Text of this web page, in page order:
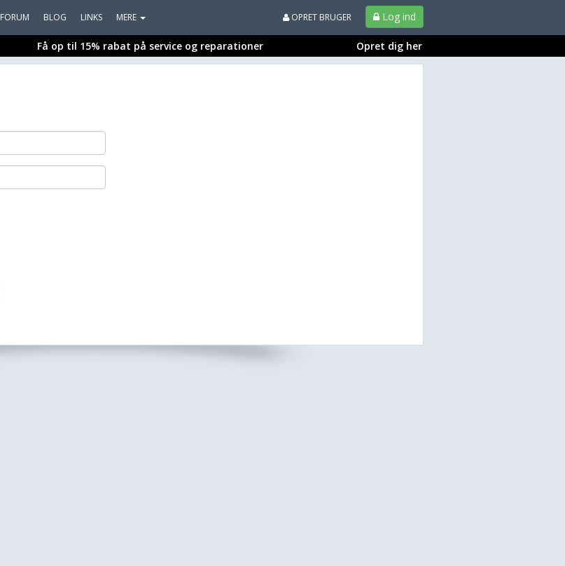
FORUM BLOG LINKS MERE Log ind
OPRET BRUGER
Få op til 15% rabat på service og reparationer Opret dig her